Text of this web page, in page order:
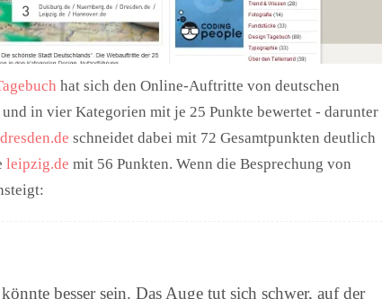
hat sich den Online-Auftritte von deutschen
in vier Kategorien mit je 25 Punkte bewertet - darunter
dresden.de schneidet dabei mit 72 Gesamtpunkten deutlich
leipzig.de mit 56 Punkten. Wenn die Besprechung von
besser sein. Das Auge tut sich schwer, auf der